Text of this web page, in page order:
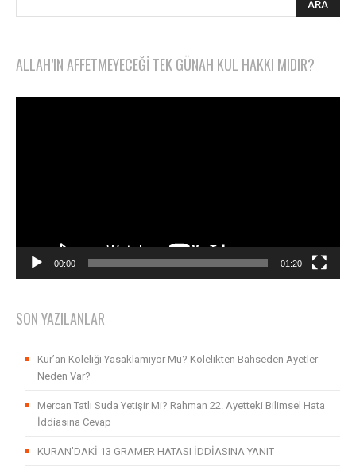
ALLAH’IN AFFETMEYECEĞI TEK GÜNAH KUL HAKKI MIDIR?
00:00 01:20
SON YAZILANLAR
Kur’an Köleliği Yasaklamıyor Mu? Kölelikten Bahseden Ayetler
Neden Var?
Mercan Tatlı Suda Yetişir Mi? Rahman 22. Ayetteki Bilimsel Hata
İddiasına Cevap
KURAN’DAKİ 13 GRAMER HATASI İDDİASINA YANIT